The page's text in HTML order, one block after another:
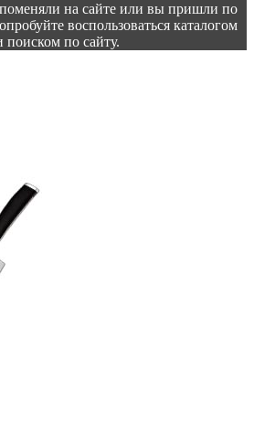
на сайте или вы пришли по
воспользоваться каталогом
поиском по сайту.